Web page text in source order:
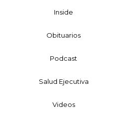
Inside
Obituarios
Podcast
Salud Ejecutiva
Videos